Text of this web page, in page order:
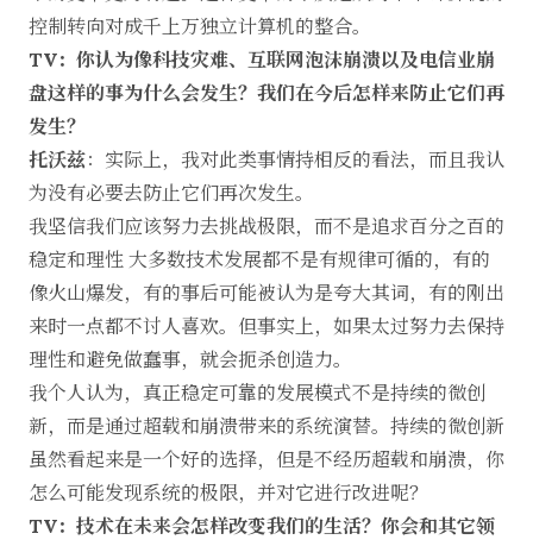
控制转向对成千上万独立计算机的整合。
TV：你认为像科技灾难、互联网泡沫崩溃以及电信业崩
盘这样的事为什么会发生？我们在今后怎样来防止它们再
发生？
托沃兹：实际上，我对此类事情持相反的看法，而且我认
为没有必要去防止它们再次发生。
我坚信我们应该努力去挑战极限，而不是追求百分之百的
稳定和理性 大多数技术发展都不是有规律可循的，有的
像火山爆发，有的事后可能被认为是夸大其词，有的刚出
来时一点都不讨人喜欢。但事实上，如果太过努力去保持
理性和避免做蠢事，就会扼杀创造力。
我个人认为，真正稳定可靠的发展模式不是持续的微创
新，而是通过超载和崩溃带来的系统演替。持续的微创新
虽然看起来是一个好的选择，但是不经历超载和崩溃，你
怎么可能发现系统的极限，并对它进行改进呢？
TV：技术在未来会怎样改变我们的生活？你会和其它领